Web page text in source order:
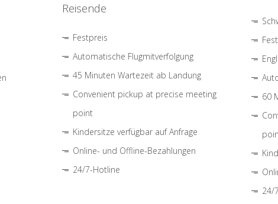
Reisende
Festpreis
Automatische Flugmitverfolgung
45 Minuten Wartezeit ab Landung
Convenient pickup at precise meeting
point
Kindersitze verfügbar auf Anfrage
Online- und Offline-Bezahlungen
24/7-Hotline
60
24/